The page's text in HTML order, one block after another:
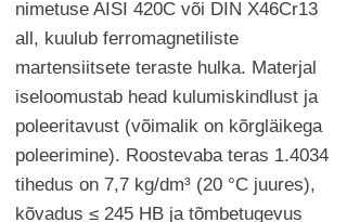
nimetuse AISI 420C või DIN X46Cr13
all, kuulub ferromagnetiliste
martensiitsete teraste hulka. Materjal
iseloomustab head kulumiskindlust ja
poleeritavust (võimalik on kõrgläikega
poleerimine). Roostevaba teras 1.4034
tihedus on 7,7 kg/dm³ (20 °C juures),
kõvadus ≤ 245 HB ja tõmbetugevus